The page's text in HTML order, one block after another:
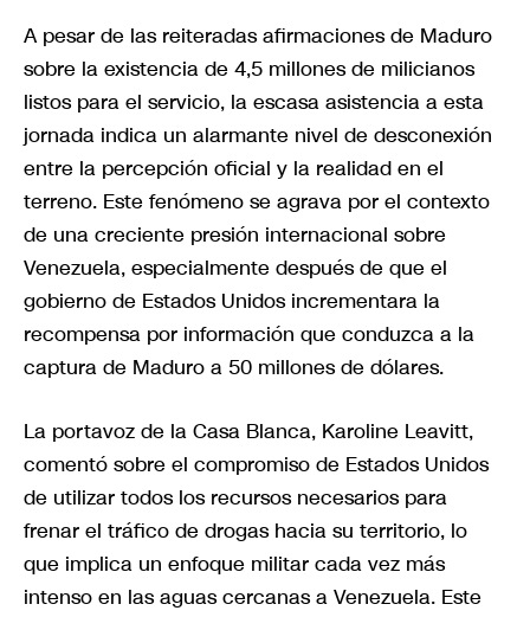
A pesar de las reiteradas afirmaciones de Maduro
sobre la existencia de 4,5 millones de milicianos
listos para el servicio, la escasa asistencia a esta
jornada indica un alarmante nivel de desconexión
entre la percepción oficial y la realidad en el
terreno. Este fenómeno se agrava por el contexto
de una creciente presión internacional sobre
Venezuela, especialmente después de que el
gobierno de Estados Unidos incrementara la
recompensa por información que conduzca a la
captura de Maduro a 50 millones de dólares.
La portavoz de la Casa Blanca, Karoline Leavitt,
comentó sobre el compromiso de Estados Unidos
de utilizar todos los recursos necesarios para
frenar el tráfico de drogas hacia su territorio, lo
que implica un enfoque militar cada vez más
intenso en las aguas cercanas a Venezuela. Este